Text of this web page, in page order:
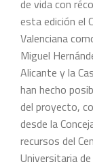
de vida con
esta edición el
Valenciana
Miguel
Alicante y la
han hecho
del proyecto,
desde la
recursos del
Universitaria